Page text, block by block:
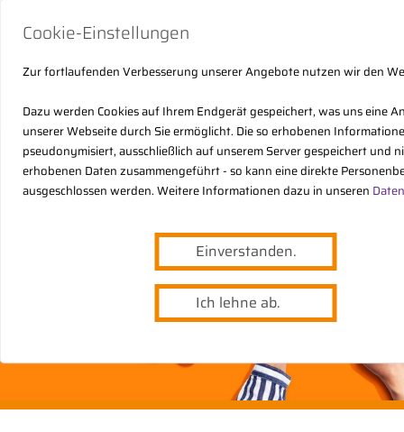
Cookie-Einstellungen
Zur fortlaufenden Verbesserung unserer Angebote nutzen wir den
Dazu werden Cookies auf Ihrem Endgerät gespeichert, was uns eine
unserer Webseite durch Sie ermöglicht. Die so erhobenen
pseudonymisiert, ausschließlich auf unserem Server gespeichert und
erhobenen Daten zusammengeführt - so kann eine direkte
ausgeschlossen werden. Weitere Informationen dazu in unseren
Einverstanden.
Ich lehne ab.